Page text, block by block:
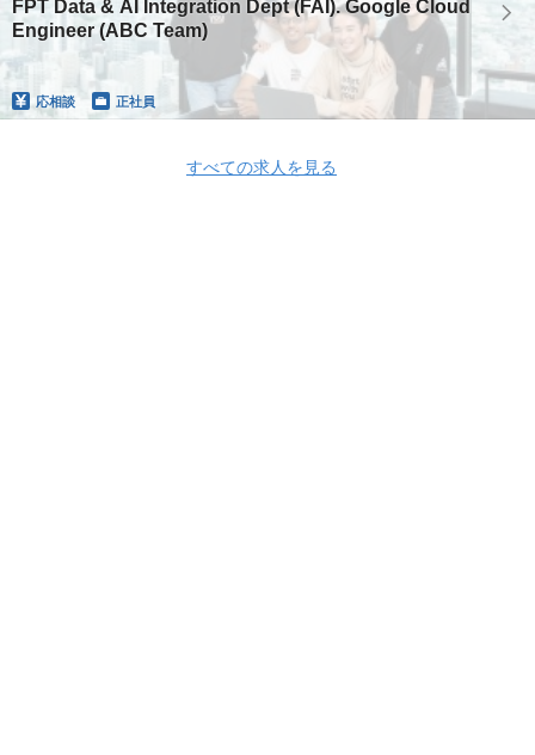
FPT Data & AI Integration Dept (FAI). Google Cloud
Engineer (ABC Team)
応相談 正社員
すべての求人を見る